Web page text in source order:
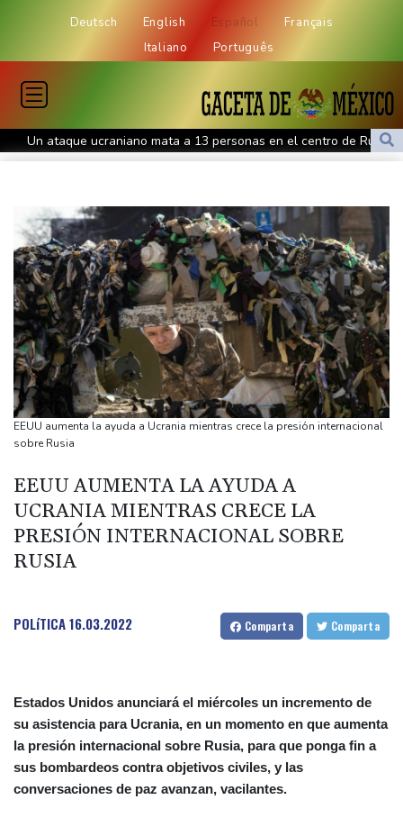
Deutsch English Español
Français
Italiano
Português
Un ataque ucraniano mata a 13 personas en el centro de Rusia
Fuerte terremoto en Colombia deja 111 muertos y 87 heridos
migratoria en Europa
Los iraníes son "jugadores de ajedrez profesionales", responde
Teherán a Trump
La autoridad islámica indonesia prohíbe a los hombres llevar
"ropa femenina" para celebrar la independencia
Julio de 2026 fue el mes más cálido de los registros en España,
empatado con el de 2022
Irán ve en el acuerdo entre Arabia Saudita, Pakistán y Turquía un
"cambio de percepción" hacia EEUU
Un julio de calor récord en regiones donde viven 900 millones de
Arrancó el juicio por el asesinato del rapero Tupac Shakur, 30
años después
Grecia lucha contra un nuevo incendio cerca de Atenas avivado
por fuertes vientos
EEUU aumenta la ayuda a Ucrania mientras crece la presión internacional
sobre Rusia
EEUU AUMENTA LA AYUDA A
UCRANIA MIENTRAS CRECE LA
PRESIÓN INTERNACIONAL SOBRE
RUSIA
POLíTICA16.03.2022 Comparta Comparta
Estados Unidos anunciará el miércoles un incremento de
su asistencia para Ucrania, en un momento en que aumenta
la presión internacional sobre Rusia, para que ponga fin a
sus bombardeos contra objetivos civiles, y las
conversaciones de paz avanzan, vacilantes.